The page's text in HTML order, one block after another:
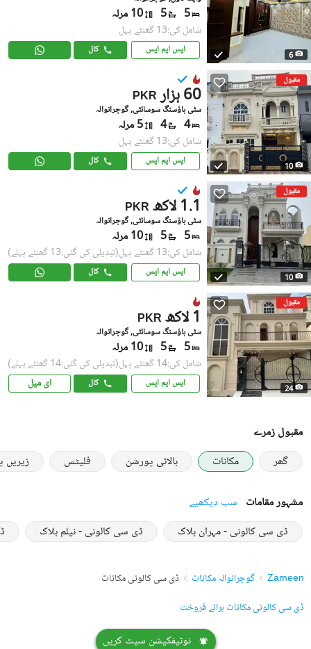
6
5
5 10 مرلہ
شامل کی:13 گھنٹے پہل
ایس ایم ایس کال
مقبول
10
PKR 60 ہزار
سٹی ہاؤسنگ سوسائٹی, گوجرانوالہ
4
4 5 مرلہ
شامل کی:13 گھنٹے پہل
ایس ایم ایس کال
مقبول
10
PKR 1.1 لاکھ
سٹی ہاؤسنگ سوسائٹی, گوجرانوالہ
5
5 10 مرلہ
شامل کی:13 گھنٹے پہل (تبدیلی کی گئی:13 گھنٹے پہلے)
ایس ایم ایس کال
مقبول
24
PKR 1 لاکھ
سٹی ہاؤسنگ سوسائٹی, گوجرانوالہ
5
5 10 مرلہ
شامل کی:14 گھنٹے پہل (تبدیلی کی گئی:14 گھنٹے پہلے)
ایس ایم ایس کال ای میل
مقبول زمرے
گھر
مکانات بالائی پورشن فلیٹس
مشہور مقامات سب دیکھیے
ڈی سی کالونی - مہران بلاک
ڈی سی کالونی - نیلم بلاک
Zameen گوجرانوالہ مکانات
ڈی سی کالونی مکانات
ڈی سی کالونی مکانات برائے فروخت
نوٹیفکیشن سیٹ کریں